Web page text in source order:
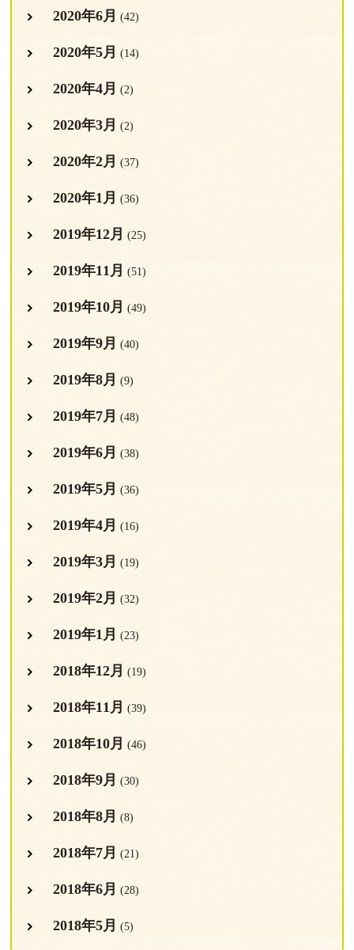
2020年6月 (42)
2020年5月 (14)
2020年4月 (2)
2020年3月 (2)
2020年2月 (37)
2020年1月 (36)
2019年12月 (25)
2019年11月 (51)
2019年10月 (49)
2019年9月 (40)
2019年8月 (9)
2019年7月 (48)
2019年6月 (38)
2019年5月 (36)
2019年4月 (16)
2019年3月 (19)
2019年2月 (32)
2019年1月 (23)
2018年12月 (19)
2018年11月 (39)
2018年10月 (46)
2018年9月 (30)
2018年8月 (8)
2018年7月 (21)
2018年6月 (28)
2018年5月 (5)